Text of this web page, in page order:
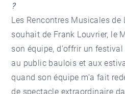
?
Les Rencontres Musicales de
souhait de Frank Louvrier, le
son équipe, d'offrir un
au public baulois et aux
quand son équipe m'a fait
de spectacle extraordinaire